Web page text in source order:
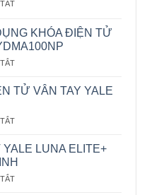
Ở
KHUÔN
MẶT
YALE
LUNA
KHÓA ĐIỆN TỬ
Ở
DẪN
TỬ
CỬA
TỬ VÂN TAY YALE
Ở
ĐẶT
KHÓA
ĐIỆN
LUNA ELITE+
Ở